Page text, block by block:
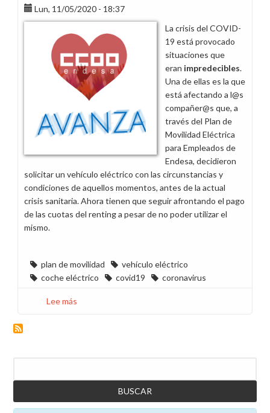
la
medida
de
puesta
en
marcha
de
“Reconfiguración
parking
sede
Lun, 11/05/2020 - 18:37
La crisis del COVID-
19 está provocado
situaciones que
eran impredecibles.
Una de ellas es la que
está afectando a l@s
compañer@s que, a
través del Plan de
Movilidad Eléctrica
para Empleados de
Endesa, decidieron
solicitar un vehículo eléctrico con las circunstancias y
condiciones de aquellos momentos, antes de la actual
crisis sanitaria. Ahora tienen que seguir afrontando el pago
de las cuotas del renting a pesar de no poder utilizar el
mismo.
plan de movilidad
vehículo eléctrico
coche eléctrico
covid19 coronavirus
Lee más
el
eléctrico